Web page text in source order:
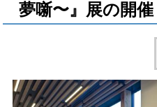
夢噺〜』展の開催